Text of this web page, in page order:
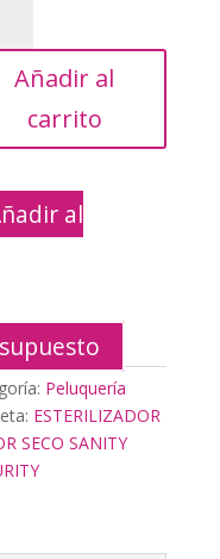
Añadir al
carrito
al
Peluquería
ESTERILIZADOR
SECO SANITY